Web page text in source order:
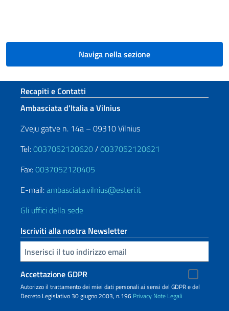
Naviga nella sezione
Sezione footer
Recapiti e Contatti
Ambasciata d’Italia a Vilnius
Zveju gatve n. 14a – 09310 Vilnius
Tel:0037052120620/0037052120621
Fax:0037052120405
E-mail:ambasciata.vilnius@esteri.it
Gli uffici della sede
Iscriviti alla nostra Newsletter
Inserisci la tua email
Accettazione GDPR
Autorizzo il trattamento dei miei dati personali ai sensi del GDPR e del
Decreto Legislativo 30 giugno 2003, n.196 Privacy Note Legali